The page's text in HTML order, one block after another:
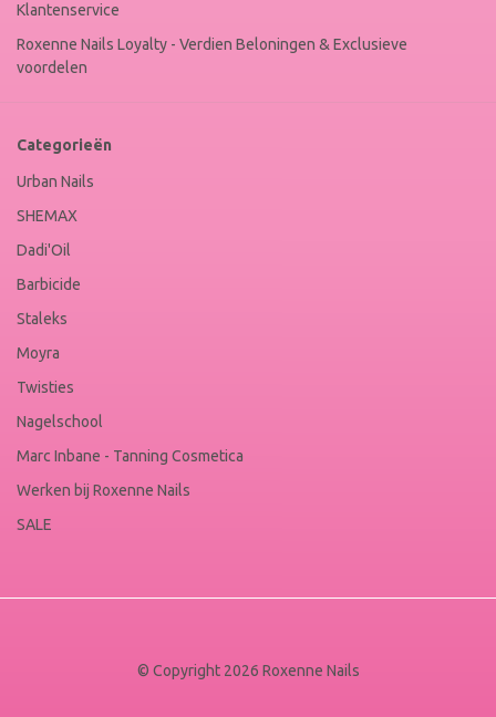
Klantenservice
Roxenne Nails Loyalty - Verdien Beloningen & Exclusieve
voordelen
Categorieën
Urban Nails
SHEMAX
Dadi'Oil
Barbicide
Staleks
Moyra
Twisties
Nagelschool
Marc Inbane - Tanning Cosmetica
Werken bij Roxenne Nails
SALE
© Copyright 2026 Roxenne Nails